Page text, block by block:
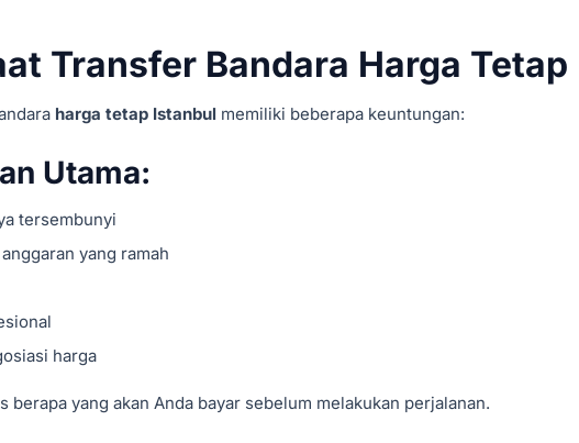
Transfer Bandara Harga Tetap
harga tetap Istanbul memiliki beberapa keuntungan:
Utama:
tersembunyi
yang ramah
harga
berapa yang akan Anda bayar sebelum melakukan perjalanan.